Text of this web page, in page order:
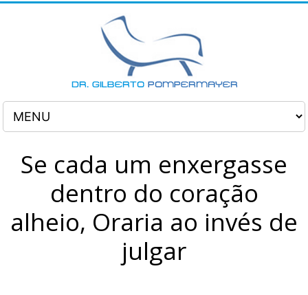
Se cada um enxergasse
dentro do coração
alheio, Oraria ao invés de
julgar